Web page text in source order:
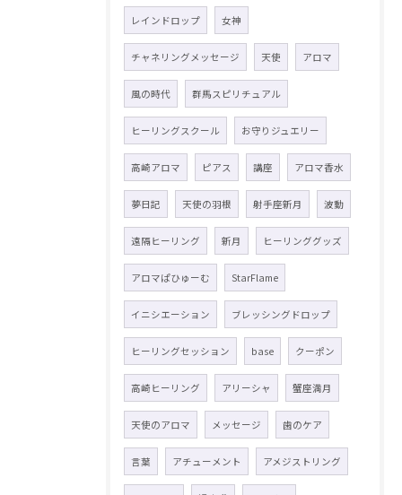
レインドロップ 女神
チャネリングメッセージ 天使 アロマ
風の時代 群馬スピリチュアル
ヒーリングスクール お守りジュエリー
高崎アロマ ピアス 講座 アロマ香水
夢日記 天使の羽根 射手座新月 波動
遠隔ヒーリング 新月 ヒーリンググッズ
アロマぱひゅーむ StarFlame
イニシエーション ブレッシングドロップ
ヒーリングセッション base クーポン
高崎ヒーリング アリーシャ 蟹座満月
天使のアロマ メッセージ 歯のケア
言葉 アチューメント アメジストリング